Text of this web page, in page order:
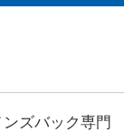
ズバック専門